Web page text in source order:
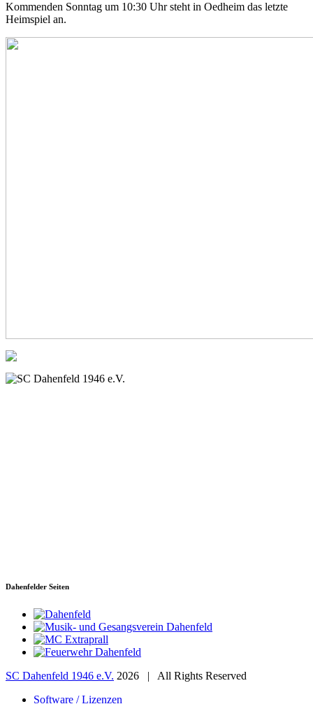
Kommenden Sonntag um 10:30 Uhr steht in Oedheim das letzte
Heimspiel an.
Dahenfelder Seiten
SC Dahenfeld 1946 e.V. 2026 | All Rights Reserved
Software / Lizenzen